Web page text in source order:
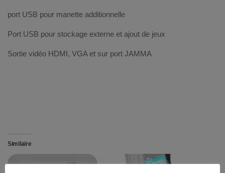
port USB pour manette additionnelle
Port USB pour stockage externe et ajout de jeux
Sortie vidéo HDMI, VGA et sur port JAMMA
Similaire